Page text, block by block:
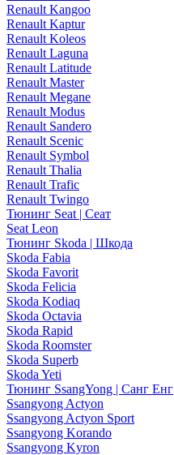
Renault Kangoo
Renault Kaptur
Renault Koleos
Renault Laguna
Renault Latitude
Renault Master
Renault Megane
Renault Modus
Renault Sandero
Renault Scenic
Renault Symbol
Renault Thalia
Renault Trafic
Renault Twingo
Тюнинг Seat | Сеат
Seat Leon
Тюнинг Skoda | Шкода
Skoda Fabia
Skoda Favorit
Skoda Felicia
Skoda Kodiaq
Skoda Octavia
Skoda Rapid
Skoda Roomster
Skoda Superb
Skoda Yeti
Тюнинг SsangYong | Санг Енг
Ssangyong Actyon
Ssangyong Actyon Sport
Ssangyong Korando
Ssangyong Kyron